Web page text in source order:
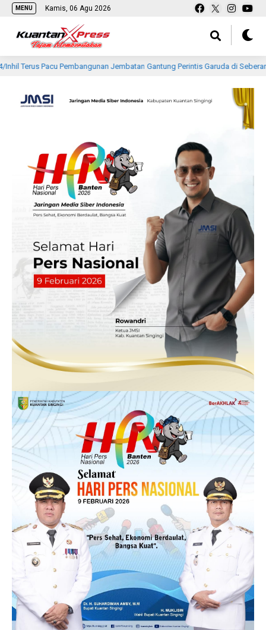
MENU Kamis, 06 Agu 2026
Pembangunan Jembatan Gantung Perintis Garuda di Seberang